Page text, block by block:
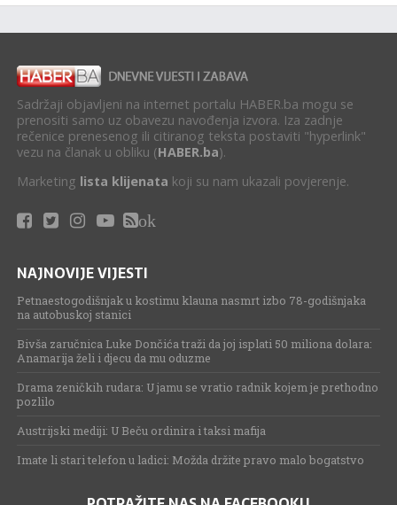
Sadržaji objavljeni na internet portalu HABER.ba mogu se
prenositi samo uz obavezu navođenja izvora. Iza zadnje
rečenice prenesenog ili citiranog teksta postaviti "hyperlink"
vezu na članak u obliku (HABER.ba).
Marketing lista klijenata koji su nam ukazali povjerenje.
ok
NAJNOVIJE VIJESTI
Petnaestogodišnjak u kostimu klauna nasmrt izbo 78-godišnjaka
na autobuskoj stanici
Bivša zaručnica Luke Dončića traži da joj isplati 50 miliona dolara:
Anamarija želi i djecu da mu oduzme
Drama zeničkih rudara: U jamu se vratio radnik kojem je prethodno
pozlilo
Austrijski mediji: U Beču ordinira i taksi mafija
Imate li stari telefon u ladici: Možda držite pravo malo bogatstvo